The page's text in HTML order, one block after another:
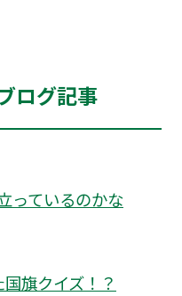
ログ記事
っているのかな
旗クイズ！？